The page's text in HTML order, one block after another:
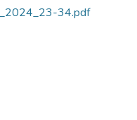
34.pdf